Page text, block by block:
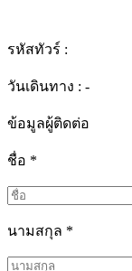
รหัสทัวร์ :
วันเดินทาง : -
ข้อมูลผู้ติดต่อ
ชื่อ *
นามสกุล *